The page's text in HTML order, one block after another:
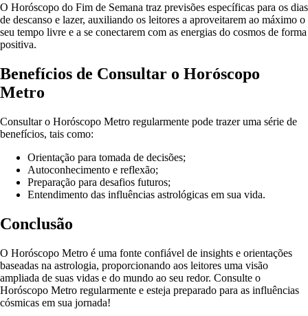
O Horóscopo do Fim de Semana traz previsões específicas para os dias
de descanso e lazer, auxiliando os leitores a aproveitarem ao máximo o
seu tempo livre e a se conectarem com as energias do cosmos de forma
positiva.
Benefícios de Consultar o Horóscopo
Metro
Consultar o Horóscopo Metro regularmente pode trazer uma série de
benefícios, tais como:
Orientação para tomada de decisões;
Autoconhecimento e reflexão;
Preparação para desafios futuros;
Entendimento das influências astrológicas em sua vida.
Conclusão
O Horóscopo Metro é uma fonte confiável de insights e orientações
baseadas na astrologia, proporcionando aos leitores uma visão
ampliada de suas vidas e do mundo ao seu redor. Consulte o
Horóscopo Metro regularmente e esteja preparado para as influências
cósmicas em sua jornada!